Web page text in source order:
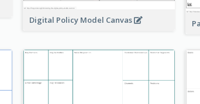
Digital Policy Model Canvas